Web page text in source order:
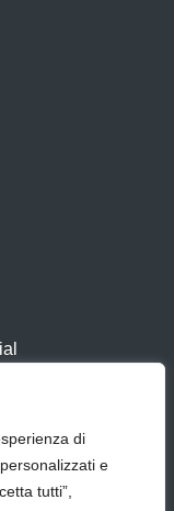
di
e
tutti”,
legali